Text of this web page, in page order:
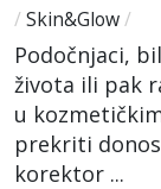
/ Skin&Glow/
Podočnjaci,
života ili pak
u
prekriti
korektor ...